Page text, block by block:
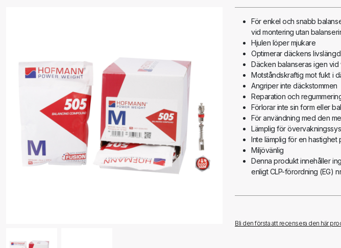
För enkel och snabb
vid montering utan
Hjulen löper mjukare
Optimerar däckens livslängd
Däcken balanseras igen vid
Motståndskraftig mot fukt i
Angriper inte däckstommen
Reparation och
Förlorar inte sin form eller
För användning med den
Lämplig för
Inte lämplig för en hastighet
Miljövänlig
Denna produkt innehåller
enligt CLP-förordning (EG)
Bli den första att recensera den här